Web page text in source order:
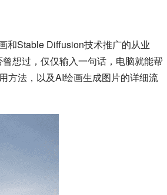
和Stable Diffusion技术推广的从业
想过，仅仅输入一句话，电脑就能帮
方法，以及AI绘画生成图片的详细流